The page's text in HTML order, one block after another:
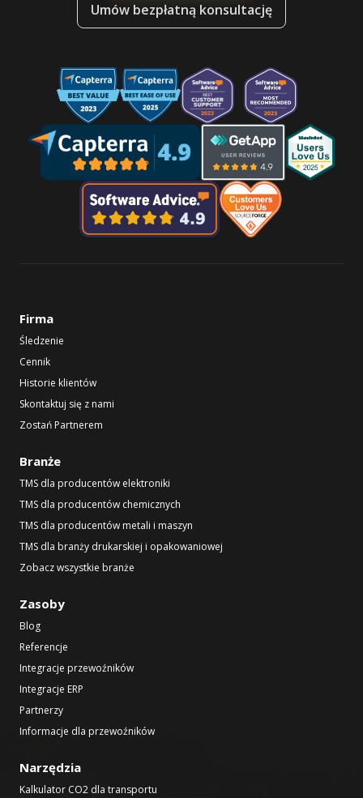
Umów bezpłatną konsultację
Firma
Śledzenie
Cennik
Historie klientów
Skontaktuj się z nami
Zostań Partnerem
Branże
TMS dla producentów elektroniki
TMS dla producentów chemicznych
TMS dla producentów metali i maszyn
TMS dla branży drukarskiej i opakowaniowej
Zobacz wszystkie branże
Zasoby
Blog
Referencje
Integracje przewoźników
Integracje ERP
Partnerzy
Informacje dla przewoźników
Narzędzia
Kalkulator CO2 dla transportu